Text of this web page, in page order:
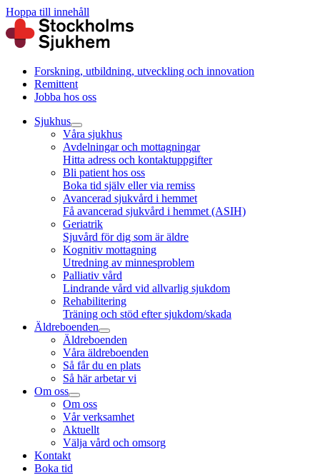
Hoppa till innehåll
Forskning, utbildning, utveckling och innovation
Remittent
Jobba hos oss
Sjukhus
Våra sjukhus
Avdelningar och mottagningar
Hitta adress och kontaktuppgifter
Bli patient hos oss
Boka tid själv eller via remiss
Avancerad sjukvård i hemmet
Få avancerad sjukvård i hemmet (ASIH)
Geriatrik
Sjuvård för dig som är äldre
Kognitiv mottagning
Utredning av minnesproblem
Palliativ vård
Lindrande vård vid allvarlig sjukdom
Rehabilitering
Träning och stöd efter sjukdom/skada
Äldreboenden
Äldreboenden
Våra äldreboenden
Så får du en plats
Så här arbetar vi
Om oss
Om oss
Vår verksamhet
Aktuellt
Välja vård och omsorg
Kontakt
Boka tid